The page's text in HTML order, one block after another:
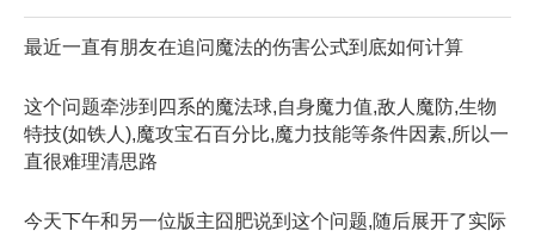
最近一直有朋友在追问魔法的伤害公式到底如何计算
这个问题牵涉到四系的魔法球,自身魔力值,敌人魔防,生物
特技(如铁人),魔攻宝石百分比,魔力技能等条件因素,所以一
直很难理清思路
今天下午和另一位版主囧肥说到这个问题,随后展开了实际